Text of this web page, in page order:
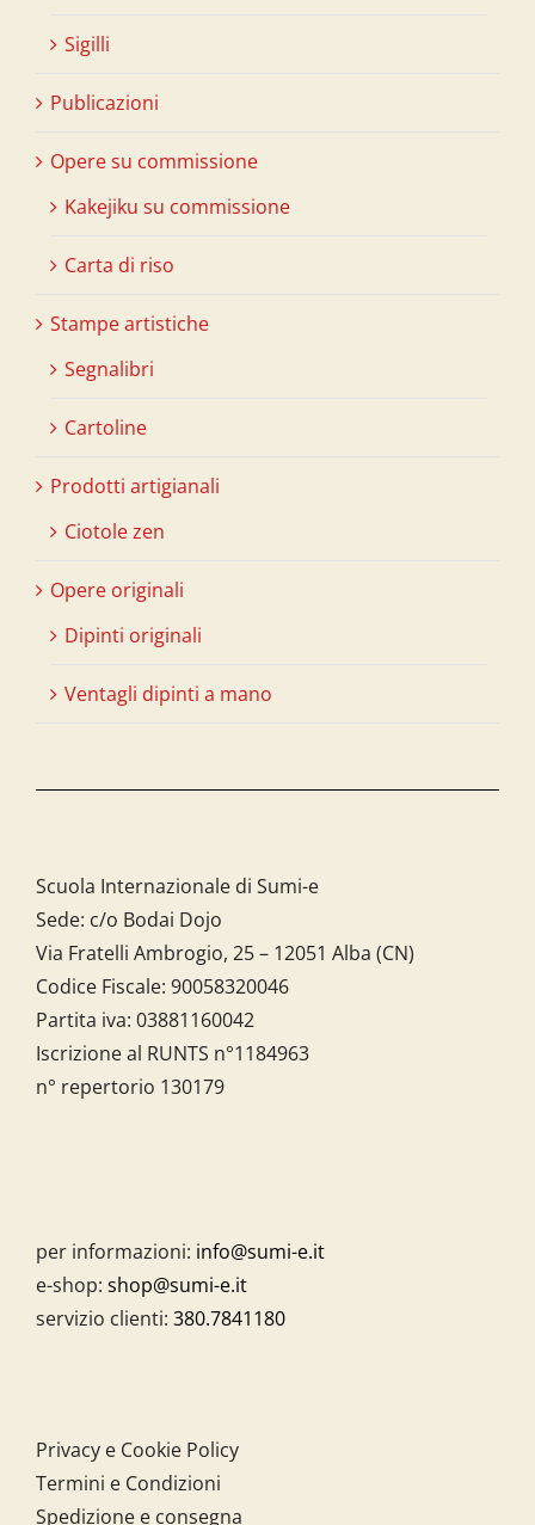
Sigilli
Publicazioni
Opere su commissione
Kakejiku su commissione
Carta di riso
Stampe artistiche
Segnalibri
Cartoline
Prodotti artigianali
Ciotole zen
Opere originali
Dipinti originali
Ventagli dipinti a mano
Scuola Internazionale di Sumi-e
Sede: c/o Bodai Dojo
Via Fratelli Ambrogio, 25 – 12051 Alba (CN)
Codice Fiscale: 90058320046
Partita iva: 03881160042
Iscrizione al RUNTS n°1184963
n° repertorio 130179
per informazioni: info@sumi-e.it
e-shop: shop@sumi-e.it
servizio clienti: 380.7841180
Privacy e Cookie Policy
Termini e Condizioni
Spedizione e consegna